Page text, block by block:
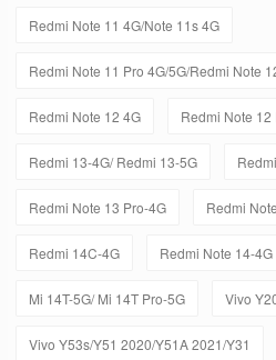
Redmi Note 11 4G/Note 11s 4G
Redmi Note 11 Pro 4G/5G/Redmi Note
Redmi Note 12 4G Redmi Note 12
Redmi 13-4G/ Redmi 13-5G
Redmi Note 13 Pro-4G Redmi
Redmi 14C-4G Redmi Note 14-4G
Mi 14T-5G/ Mi 14T Pro-5G Vivo
Vivo Y53s/Y51 2020/Y51A 2021/Y31